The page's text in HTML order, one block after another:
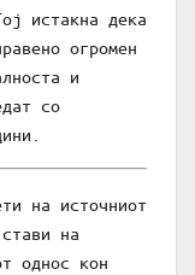
истакна дека
огромен
и
со
на источниот
на
однос кон